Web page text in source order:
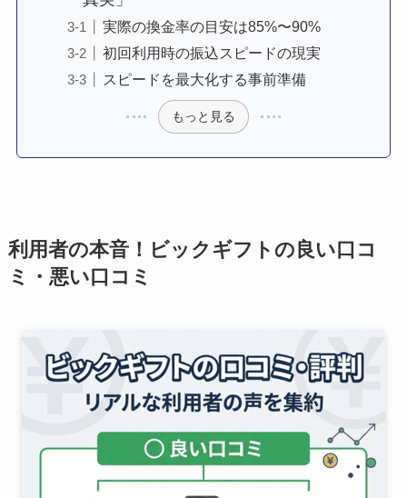
実際の換金率の目安は85%〜90%
初回利用時の振込スピードの現実
スピードを最大化する事前準備
もっと見る
利用者の本音！ビックギフトの良い口コ
ミ・悪い口コミ